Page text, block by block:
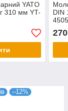
YATO
310 мм YT-
DIN
270
–12%